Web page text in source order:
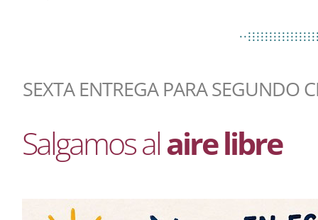
SEXTA ENTREGA PARA SEGUNDO
Salgamos alaire libre